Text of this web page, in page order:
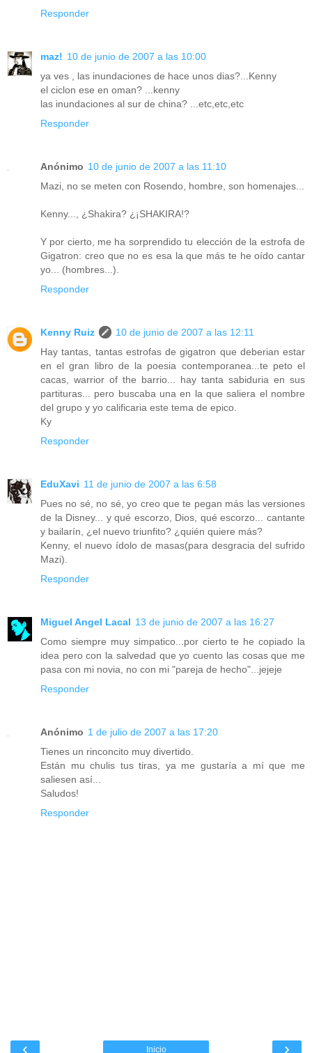
Responder
maz! 10 de junio de 2007 a las 10:00
ya ves , las inundaciones de hace unos dias?...Kenny
el ciclon ese en oman? ...kenny
las inundaciones al sur de china? ...etc,etc,etc
Responder
Anónimo 10 de junio de 2007 a las 11:10
Mazi, no se meten con Rosendo, hombre, son homenajes...
Kenny..., ¿Shakira? ¿¡SHAKIRA!?
Y por cierto, me ha sorprendido tu elección de la estrofa de
Gigatron: creo que no es esa la que más te he oído cantar
yo... (hombres...).
Responder
Kenny Ruiz
10 de junio de 2007 a las 12:11
Hay tantas, tantas estrofas de gigatron que deberian estar
en el gran libro de la poesia contemporanea...te peto el
cacas, warrior of the barrio... hay tanta sabiduria en sus
partituras... pero buscaba una en la que saliera el nombre
del grupo y yo calificaria este tema de epico.
Ky
Responder
EduXavi 11 de junio de 2007 a las 6:58
Pues no sé, no sé, yo creo que te pegan más las versiones
de la Disney... y qué escorzo, Dios, qué escorzo... cantante
y bailarín, ¿el nuevo triunfito? ¿quién quiere más?
Kenny, el nuevo ídolo de masas(para desgracia del sufrido
Mazi).
Responder
Miguel Angel Lacal 13 de junio de 2007 a las 16:27
Como siempre muy simpatico...por cierto te he copiado la
idea pero con la salvedad que yo cuento las cosas que me
pasa con mi novia, no con mi "pareja de hecho"...jejeje
Responder
Anónimo 1 de julio de 2007 a las 17:20
Tienes un rinconcito muy divertido.
Están mu chulis tus tiras, ya me gustaría a mí que me
saliesen así...
Saludos!
Responder
‹ ›
Inicio